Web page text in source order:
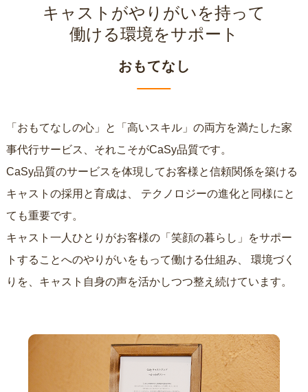
キャストがやりがいを持って
働ける環境をサポート
おもてなし
「おもてなしの心」と「高いスキル」の両方を満たした家
事代行サービス、それこそがCaSy品質です。
CaSy品質のサービスを体現してお客様と信頼関係を築ける
キャストの採用と育成は、
ても重要です。
キャスト一人ひとりがお客様の「笑顔の暮らし」をサポー
トすることへのやりがいをもって働ける仕組み、
りを、キャスト自身の声を活かしつつ整え続けています。